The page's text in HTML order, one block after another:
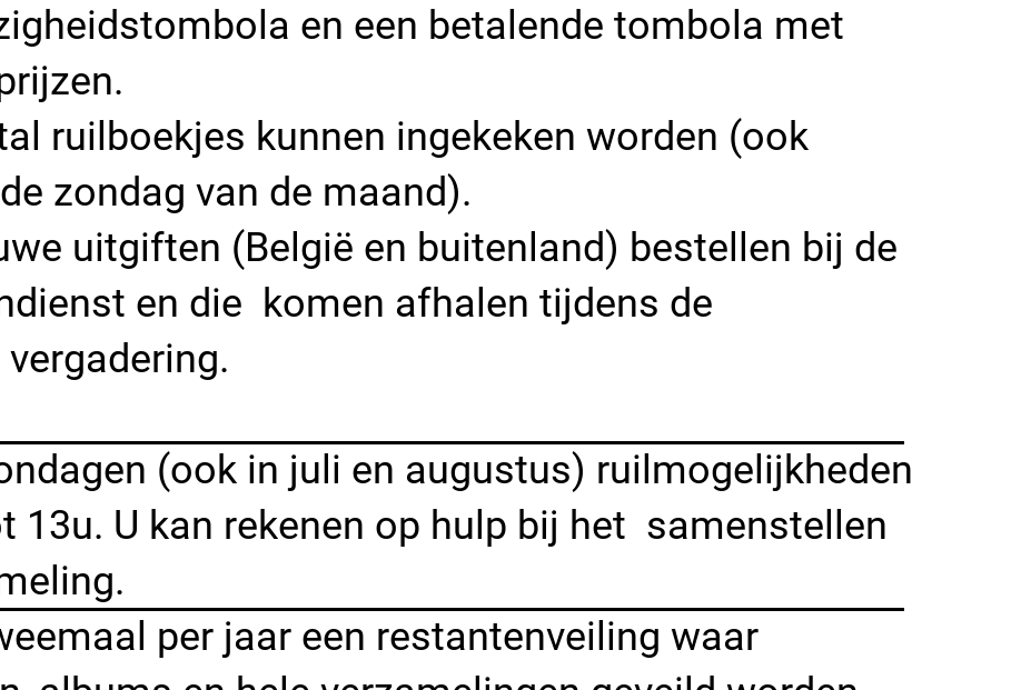
en een betalende tombola met
ruilboekjes kunnen ingekeken worden (ook
zondag van de maand).
uitgiften (België en buitenland) bestellen bij de
en die komen afhalen tijdens de
(ook in juli en augustus) ruilmogelijkheden
13u. U kan rekenen op hulp bij het samenstellen
per jaar een restantenveiling waar